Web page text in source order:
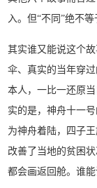
入。但“不同”绝不等
其实谁又能说这个
伞、真实的当年穿
本人，一比一还原
实的是，神舟十一
为神舟着陆，四子
改善了当地的贫困
都会画返回舱。谁